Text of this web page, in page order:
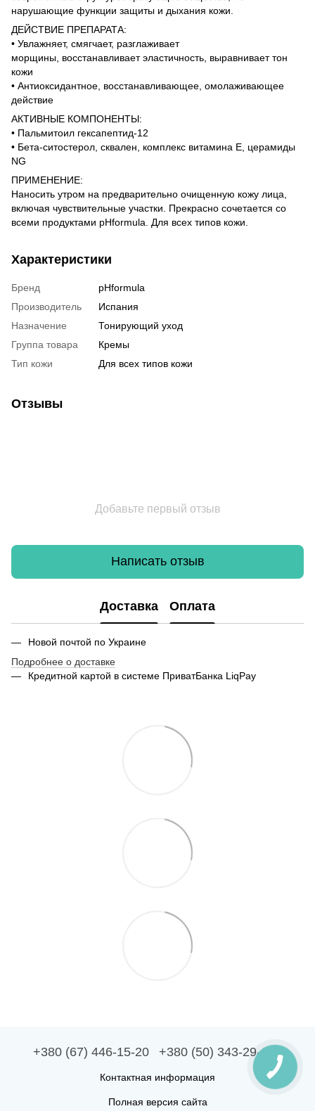
нарушающие функции защиты и дыхания кожи.
ДЕЙСТВИЕ ПРЕПАРАТА:
• Увлажняет, смягчает, разглаживает
морщины, восстанавливает эластичность, выравнивает тон
кожи
• Антиоксидантное, восстанавливающее, омолаживающее
действие
АКТИВНЫЕ КОМПОНЕНТЫ:
• Пальмитоил гексапептид-12
• Бета-ситостерол, сквален, комплекс витамина Е, церамиды
NG
ПРИМЕНЕНИЕ:
Наносить утром на предварительно очищенную кожу лица,
включая чувствительные участки. Прекрасно сочетается со
всеми продуктами pHformula. Для всех типов кожи.
Характеристики
Бренд
pHformula
Производитель
Испания
Назначение
Тонирующий уход
Группа товара
Кремы
Тип кожи
Для всех типов кожи
Отзывы
Добавьте первый отзыв
Написать отзыв
Доставка Оплата
Новой почтой по Украине
Подробнее о доставке
Кредитной картой в системе ПриватБанка LiqPay
+380 (67) 446-15-20 +380 (50) 343-29-10
Контактная информация
Полная версия сайта